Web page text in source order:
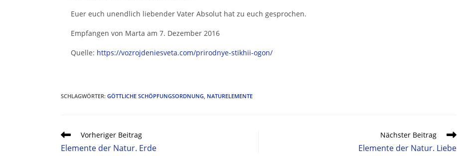
Euer euch unendlich liebender Vater Absolut hat zu euch gesprochen.
Empfangen von Marta am 7. Dezember 2016
Quelle: https://vozrojdeniesveta.com/prirodnye-stikhii-ogon/
SCHLAGWÖRTER: GÖTTLICHE SCHÖPFUNGSORDNUNG, NATURELEMENTE
Vorheriger Beitrag
Elemente der Natur. Erde
Nächster Beitrag
Elemente der Natur. Liebe